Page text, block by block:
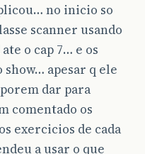
no inicio so
scanner usando
o cap 7… e os
apesar q ele
dar para
comentado os
exercicios de cada
a usar o que